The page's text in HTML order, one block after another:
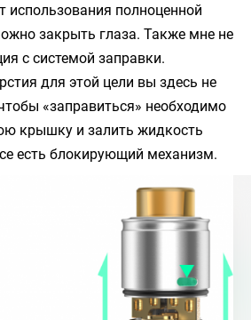
полноценной
закрыть глаза. Также мне не
с системой заправки.
для этой цели вы здесь не
«заправиться» необходимо
крышку и залить жидкость
есть блокирующий механизм.